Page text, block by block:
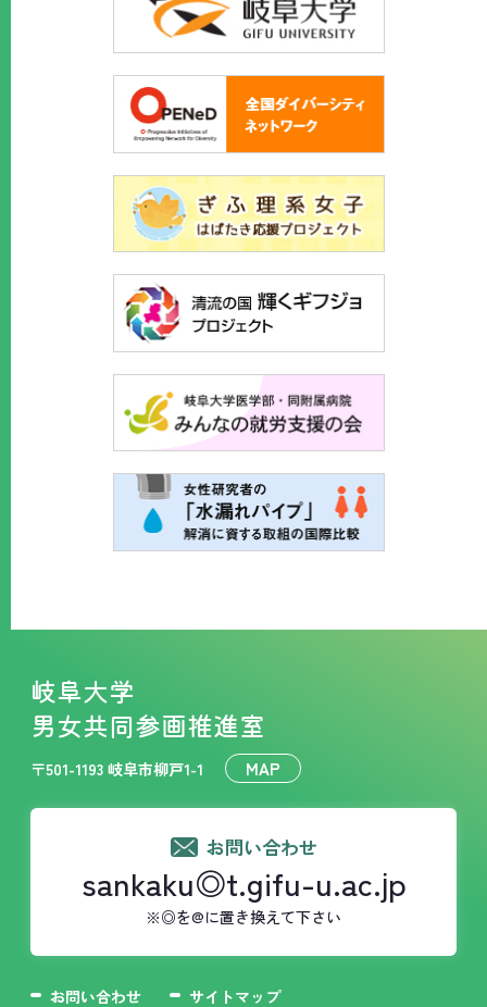
岐阜大学
男女共同参画推進室
〒501-1193 岐阜市柳戸1-1 MAP
お問い合わせ
sankaku◎t.gifu-u.ac.jp
※◎を@に置き換えて下さい
お問い合わせ サイトマップ